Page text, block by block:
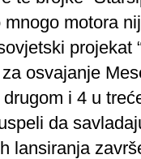
motora
projekat
osvajanje
i 4 u
da
lansiranja